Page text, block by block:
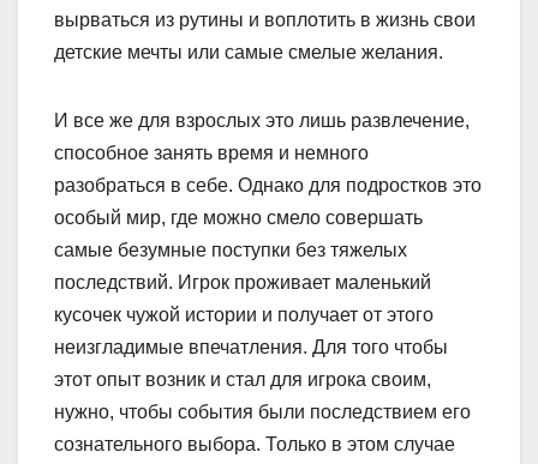
вырваться из рутины и воплотить в жизнь свои
дет­ские мечты или самые смелые желания.
И все же для взрослых это лишь развлечение,
способное занять время и немного
разобраться в себе. Однако для подростков это
особый мир, где можно смело совершать
самые безумные поступки без тяжелых
последствий. Игрок проживает маленький
кусочек чужой истории и получает от этого
неизгладимые впечатления. Для того чтобы
этот опыт возник и стал для игрока своим,
нужно, чтобы события были последствием его
сознательного выбора. Только в этом случае